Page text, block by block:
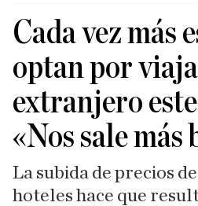
Cada vez más
optan por
extranjero
«Nos sale más
La subida de precios
hoteles hace que